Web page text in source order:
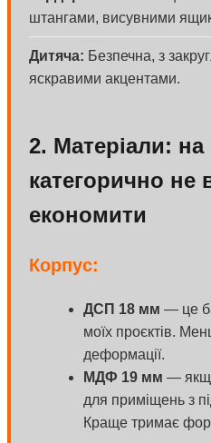
штангами, висувними
Дитяча: Безпечна, з
яскравими акцентами.
2. Матеріали:
категорично не
економити
Корпус:
ДСП 18 мм — це
моїх проєктів.
деформації.
МДФ 19 мм —
для приміщень з
Краще тримає